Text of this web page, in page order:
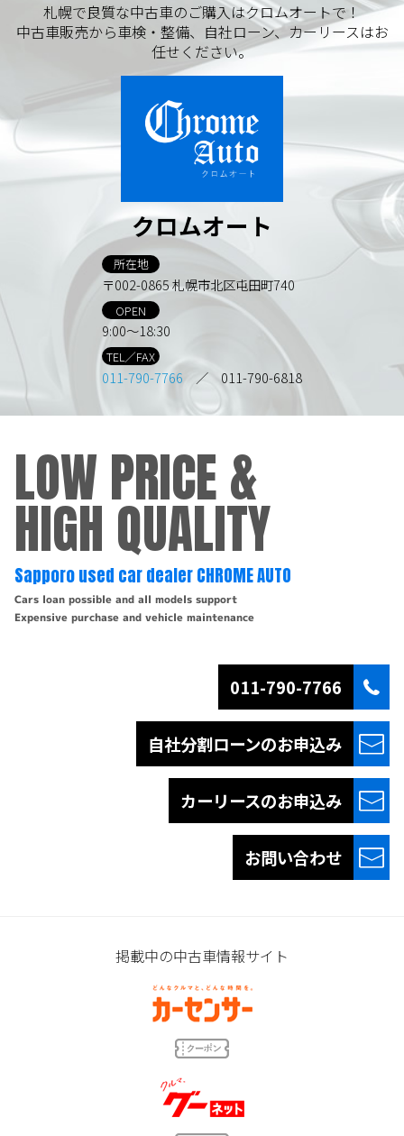
札幌で良質な中古車のご購入はクロムオートで！
中古車販売から車検・整備、自社ローン、カーリースはお
任せください。
クロムオート
所在地
〒002-0865 札幌市北区屯田町740
OPEN
9:00～18:30
TEL／FAX
011-790-7766 ／ 011-790-6818
LOW PRICE &
HIGH QUALITY
Sapporo used car dealer CHROME AUTO
Cars loan possible and all models support
Expensive purchase and vehicle maintenance
011-790-7766
自社分割ローンのお申込み
カーリースのお申込み
お問い合わせ
掲載中の中古車情報サイト